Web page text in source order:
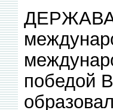
ДЕРЖАВА,
победой